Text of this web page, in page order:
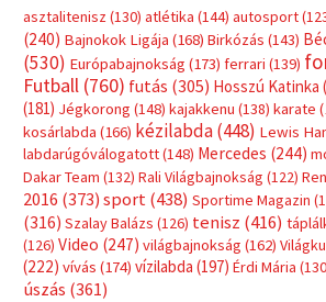
asztalitenisz (130) atlétika (144) autosport
(240) Bajnokok Ligája (168) Birkózás (143)
(530) Európabajnokság (173) ferrari (139)
Futball (760) futás (305) Hosszú Katinka
(181) Jégkorong (148) kajakkenu (138) karate
kosárlabda (166) kézilabda(448) Lewis
labdarúgóválogatott(148) Mercedes (244)
Dakar Team (132) Rali Világbajnokság (122)
2016 (373) sport(438) Sportime Magazin
(316) Szalay Balázs (126) tenisz (416)
(126) Video (247) világbajnokság (162)
(222) vívás (174) vízilabda (197) Érdi Mária
úszás (361)